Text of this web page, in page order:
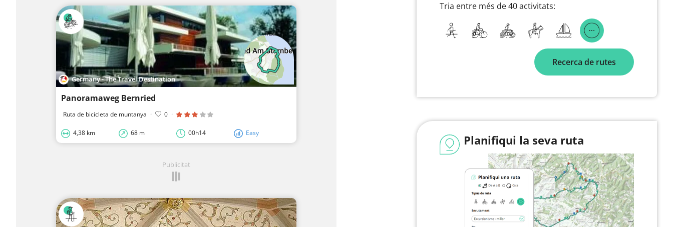
Germany - The Travel Destination
Panoramaweg Bernried
Ruta de bicicleta de muntanya · 0 ·
4,38 km 68 m 00h14 Easy
Publicitat
Tria entre més de 40 activitats:
Recerca de rutes
Planifiqui la seva ruta